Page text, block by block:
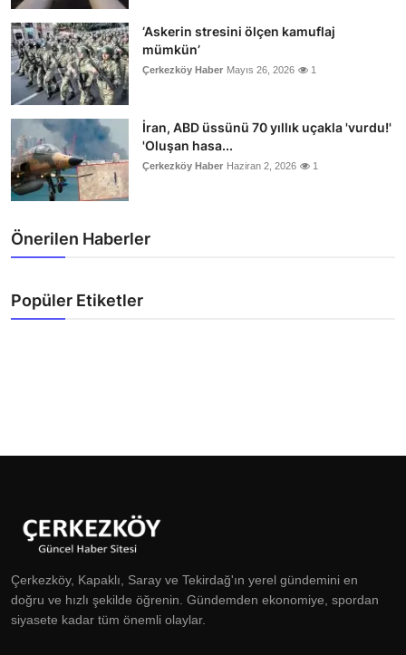
‘Askerin stresini ölçen kamuflaj
mümkün’
Çerkezköy Haber Mayıs 26, 2026 1
İran, ABD üssünü 70 yıllık uçakla 'vurdu!'
'Oluşan hasa...
Çerkezköy Haber Haziran 2, 2026 1
Önerilen Haberler
Popüler Etiketler
Çerkezköy, Kapaklı, Saray ve Tekirdağ'ın yerel gündemini en
doğru ve hızlı şekilde öğrenin. Gündemden ekonomiye, spordan
siyasete kadar tüm önemli olaylar.